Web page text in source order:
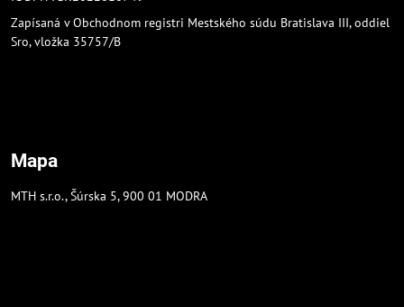
Zapísaná v Obchodnom registri Mestského súdu Bratislava III, oddiel
Sro, vložka 35757/B
Mapa
MTH s.r.o., Šúrska 5, 900 01 MODRA